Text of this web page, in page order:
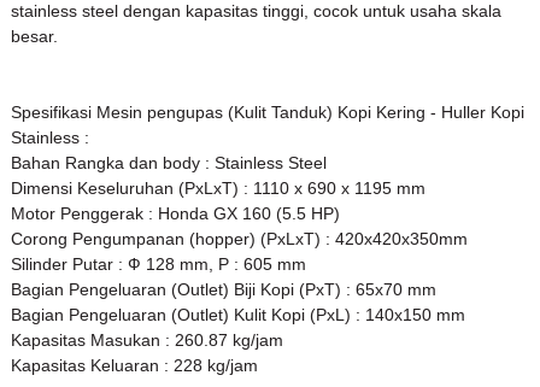
stainless steel dengan kapasitas tinggi, cocok untuk usaha skala
besar.
Spesifikasi Mesin pengupas (Kulit Tanduk) Kopi Kering - Huller Kopi
Stainless :
Bahan Rangka dan body : Stainless Steel
Dimensi Keseluruhan (PxLxT) : 1110 x 690 x 1195 mm
Motor Penggerak : Honda GX 160 (5.5 HP)
Corong Pengumpanan (hopper) (PxLxT) : 420x420x350mm
Silinder Putar : Ф 128 mm, P : 605 mm
Bagian Pengeluaran (Outlet) Biji Kopi (PxT) : 65x70 mm
Bagian Pengeluaran (Outlet) Kulit Kopi (PxL) : 140x150 mm
Kapasitas Masukan : 260.87 kg/jam
Kapasitas Keluaran : 228 kg/jam